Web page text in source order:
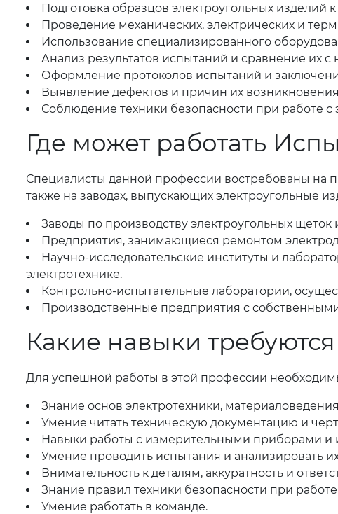
Подготовка образцов электроугольных изделий
Проведение механических, электрических и
Использование специализированного
Анализ результатов испытаний и сравнение их
Оформление протоколов испытаний и
Выявление дефектов и причин их
Соблюдение техники безопасности при работе
Где может работать
Специалисты данной профессии востребованы на
также на заводах, выпускающих электроугольные
Заводы по производству электроугольных щеток
Предприятия, занимающиеся ремонтом
Научно-исследовательские институты и
электротехнике.
Контрольно-испытательные лаборатории,
Производственные предприятия с
Какие навыки
Для успешной работы в этой профессии
Знание основ электротехники,
Умение читать техническую документацию и
Навыки работы с измерительными приборами и
Умение проводить испытания и анализировать
Внимательность к деталям, аккуратность и
Знание правил техники безопасности при
Умение работать в команде.